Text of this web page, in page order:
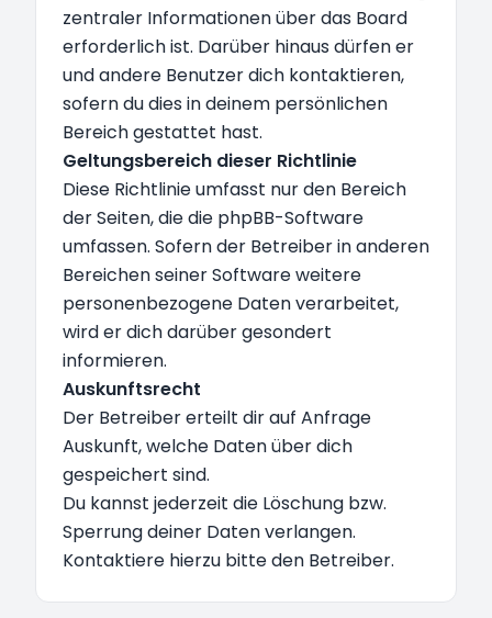
zentraler Informationen über das Board
erforderlich ist. Darüber hinaus dürfen er
und andere Benutzer dich kontaktieren,
sofern du dies in deinem persönlichen
Bereich gestattet hast.
Geltungsbereich dieser Richtlinie
Diese Richtlinie umfasst nur den Bereich
der Seiten, die die phpBB-Software
umfassen. Sofern der Betreiber in anderen
Bereichen seiner Software weitere
personenbezogene Daten verarbeitet,
wird er dich darüber gesondert
informieren.
Auskunftsrecht
Der Betreiber erteilt dir auf Anfrage
Auskunft, welche Daten über dich
gespeichert sind.
Du kannst jederzeit die Löschung bzw.
Sperrung deiner Daten verlangen.
Kontaktiere hierzu bitte den Betreiber.